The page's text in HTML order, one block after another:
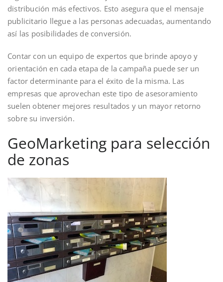
distribución más efectivos. Esto asegura que el mensaje
publicitario llegue a las personas adecuadas, aumentando
así las posibilidades de conversión.
Contar con un equipo de expertos que brinde apoyo y
orientación en cada etapa de la campaña puede ser un
factor determinante para el éxito de la misma. Las
empresas que aprovechan este tipo de asesoramiento
suelen obtener mejores resultados y un mayor retorno
sobre su inversión.
GeoMarketing para selección
de zonas